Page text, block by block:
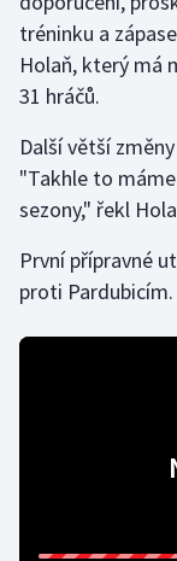
Stolní tenis
Triatlon
Veslování
Vodní slalom
Volejbal
Ostatní
tréninku a
Holaň, který má
31 hráčů.
Další větší
"Takhle to
sezony," řekl
První přípravné
proti Pardubicím.